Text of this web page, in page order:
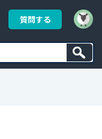
質問する